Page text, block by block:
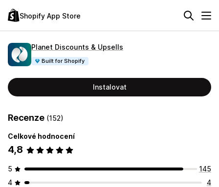
Shopify App Store
Planet Discounts & Upsells
Built for Shopify
Instalovat
Recenze (152)
Celkové hodnocení
4,8
5
145
4
4